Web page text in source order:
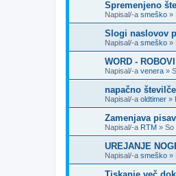
Spremenjeno
Napisal/-a smeško »
Slogi naslovov
Napisal/-a smeško »
WORD -
Napisal/-a venera »
napačno
Napisal/-a oldtimer »
Zamenjava
Napisal/-a RTM » So
UREJANJE
Napisal/-a smeško »